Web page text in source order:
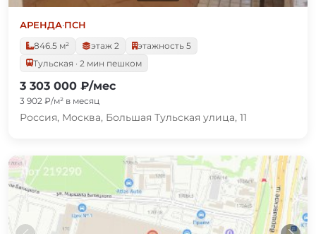
АРЕНДА·ПСН
846.5 м²
этаж 2
этажность 5
Тульская · 2 мин пешком
3 303 000 ₽/мес
3 902 ₽/м² в месяц
Россия, Москва, Большая Тульская улица, 11